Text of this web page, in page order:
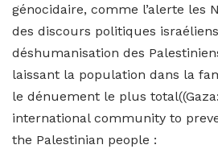
génocidaire, comme l’alerte les
des discours politiques
déshumanisation des
laissant la population dans la
le dénuement le plus
international community to
the Palestinian people :